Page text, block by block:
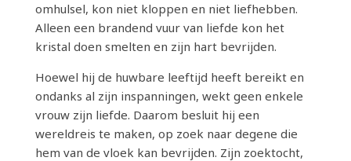
omhulsel, kon niet kloppen en niet liefhebben.
Alleen een brandend vuur van liefde kon het
kristal doen smelten en zijn hart bevrijden.
Hoewel hij de huwbare leeftijd heeft bereikt en
ondanks al zijn inspanningen, wekt geen enkele
vrouw zijn liefde. Daarom besluit hij een
wereldreis te maken, op zoek naar degene die
hem van de vloek kan bevrijden. Zijn zoektocht,